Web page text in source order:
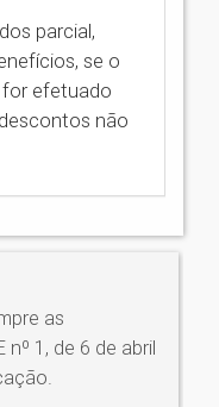
parcial,
se o
for efetuado
não
as
1, de 6 de abril